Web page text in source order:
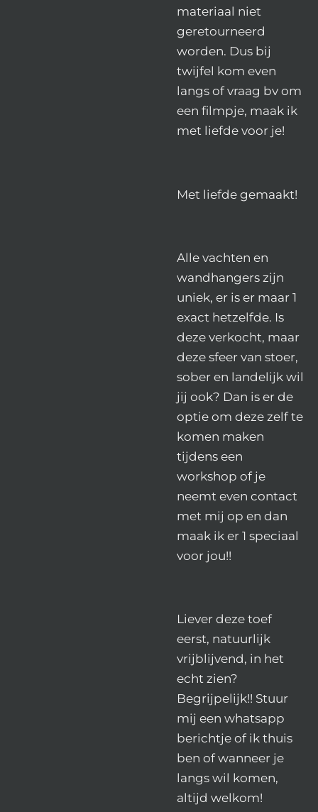
materiaal niet
geretourneerd
worden. Dus bij
twijfel kom even
langs of vraag bv om
een filmpje, maak ik
met liefde voor je!
Met liefde gemaakt!
Alle vachten en
wandhangers zijn
uniek, er is er maar 1
exact hetzelfde. Is
deze verkocht, maar
deze sfeer van stoer,
sober en landelijk wil
jij ook? Dan is er de
optie om deze zelf te
komen maken
tijdens een
workshop of je
neemt even contact
met mij op en dan
maak ik er 1 speciaal
voor jou!!
Liever deze toef
eerst, natuurlijk
vrijblijvend, in het
echt zien?
Begrijpelijk!! Stuur
mij een whatsapp
berichtje of ik thuis
ben of wanneer je
langs wil komen,
altijd welkom!